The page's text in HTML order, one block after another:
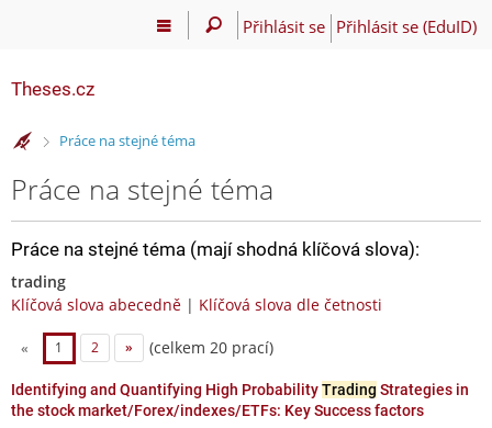
Přihlásit se Přihlásit se (EduID)
Theses.cz
>Práce na stejné téma
Práce na stejné téma
Práce na stejné téma (mají shodná klíčová slova):
trading
Klíčová slova abecedně | Klíčová slova dle četnosti
« 1 2 » (celkem 20 prací)
Identifying and Quantifying High ProbabilityTrading Strategies in
the stock market/Forex/indexes/ETFs: Key Success factors